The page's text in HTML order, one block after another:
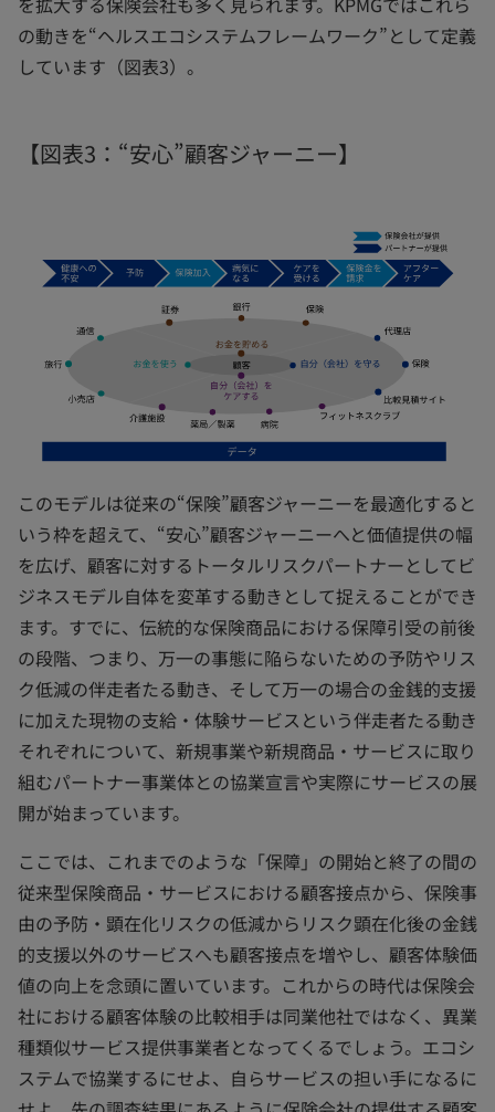
の動きを“ヘルスエコシステムフレームワーク”として定義
しています（図表3）。
【図表3：“安心”顧客ジャーニー】
このモデルは従来の“保険”顧客ジャーニーを最適化すると
いう枠を超えて、“安心”顧客ジャーニーへと価値提供の幅
を広げ、顧客に対するトータルリスクパートナーとしてビ
ジネスモデル自体を変革する動きとして捉えることができ
ます。すでに、伝統的な保険商品における保障引受の前後
の段階、つまり、万一の事態に陥らないための予防やリス
ク低減の伴走者たる動き、そして万一の場合の金銭的支援
に加えた現物の支給・体験サービスという伴走者たる動き
それぞれについて、新規事業や新規商品・サービスに取り
組むパートナー事業体との協業宣言や実際にサービスの展
開が始まっています。
ここでは、これまでのような「保障」の開始と終了の間の
従来型保険商品・サービスにおける顧客接点から、保険事
由の予防・顕在化リスクの低減からリスク顕在化後の金銭
的支援以外のサービスへも顧客接点を増やし、顧客体験価
値の向上を念頭に置いています。これからの時代は保険会
社における顧客体験の比較相手は同業他社ではなく、異業
種類似サービス提供事業者となってくるでしょう。エコシ
ステムで協業するにせよ、自らサービスの担い手になるに